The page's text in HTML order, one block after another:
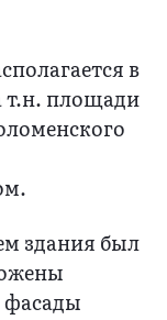
в
т.н. площади
здания был
фасады